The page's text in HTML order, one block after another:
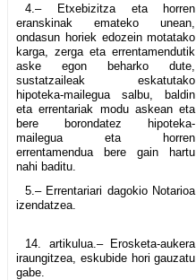
4.– Etxebizitza eta horren
eranskinak emateko unean,
ondasun horiek edozein motatako
karga, zerga eta errentamendutik
aske egon beharko dute,
sustatzaileak eskatutako
hipoteka-mailegua salbu, baldin
eta errentariak modu askean eta
bere borondatez hipoteka-
mailegua eta horren
errentamendua bere gain hartu
nahi baditu.
5.– Errentariari dagokio Notarioa
izendatzea.
14. artikulua.– Erosketa-aukera
iraungitzea, eskubide hori gauzatu
gabe.